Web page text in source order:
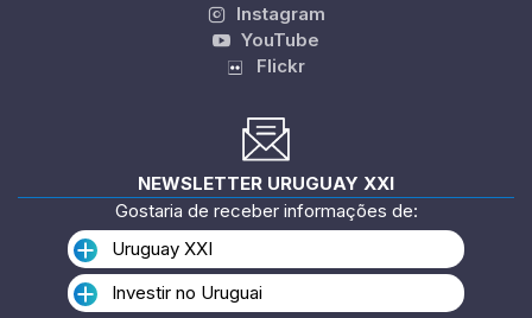
Instagram
YouTube
Flickr
NEWSLETTER URUGUAY XXI
Gostaria de receber informações de:
Uruguay XXI
Investir no Uruguai